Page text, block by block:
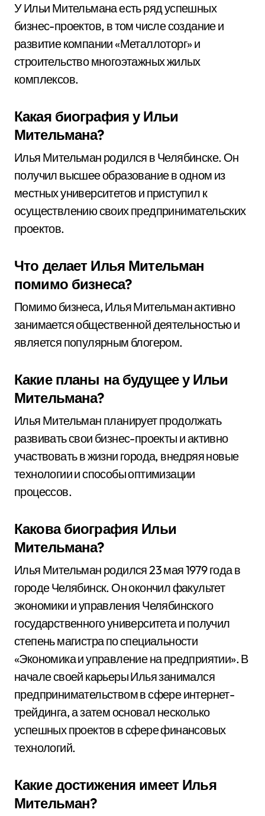
У Ильи Мительмана есть ряд успешных
бизнес-проектов, в том числе создание и
развитие компании «Металлоторг» и
строительство многоэтажных жилых
комплексов.
Какая биография у Ильи
Мительмана?
Илья Мительман родился в Челябинске. Он
получил высшее образование в одном из
местных университетов и приступил к
осуществлению своих предпринимательских
проектов.
Что делает Илья Мительман
помимо бизнеса?
Помимо бизнеса, Илья Мительман активно
занимается общественной деятельностью и
является популярным блогером.
Какие планы на будущее у Ильи
Мительмана?
Илья Мительман планирует продолжать
развивать свои бизнес-проекты и активно
участвовать в жизни города, внедряя новые
технологии и способы оптимизации
процессов.
Какова биография Ильи
Мительмана?
Илья Мительман родился 23 мая 1979 года в
городе Челябинск. Он окончил факультет
экономики и управления Челябинского
государственного университета и получил
степень магистра по специальности
«Экономика и управление на предприятии». В
начале своей карьеры Илья занимался
предпринимательством в сфере интернет-
трейдинга, а затем основал несколько
успешных проектов в сфере финансовых
технологий.
Какие достижения имеет Илья
Мительман?